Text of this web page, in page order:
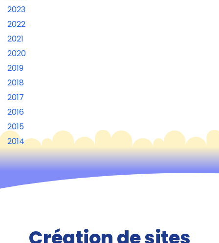
2023
2022
2021
2020
2019
2018
2017
2016
2015
2014